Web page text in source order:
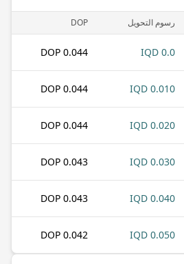
رسوم التحويل DOP
0.0 IQD
0.044 DOP
0.010 IQD
0.044 DOP
0.020 IQD
0.044 DOP
0.030 IQD
0.043 DOP
0.040 IQD
0.043 DOP
0.050 IQD
0.042 DOP